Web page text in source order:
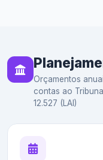
Orçamentos
contas ao
12.527 (LAI)